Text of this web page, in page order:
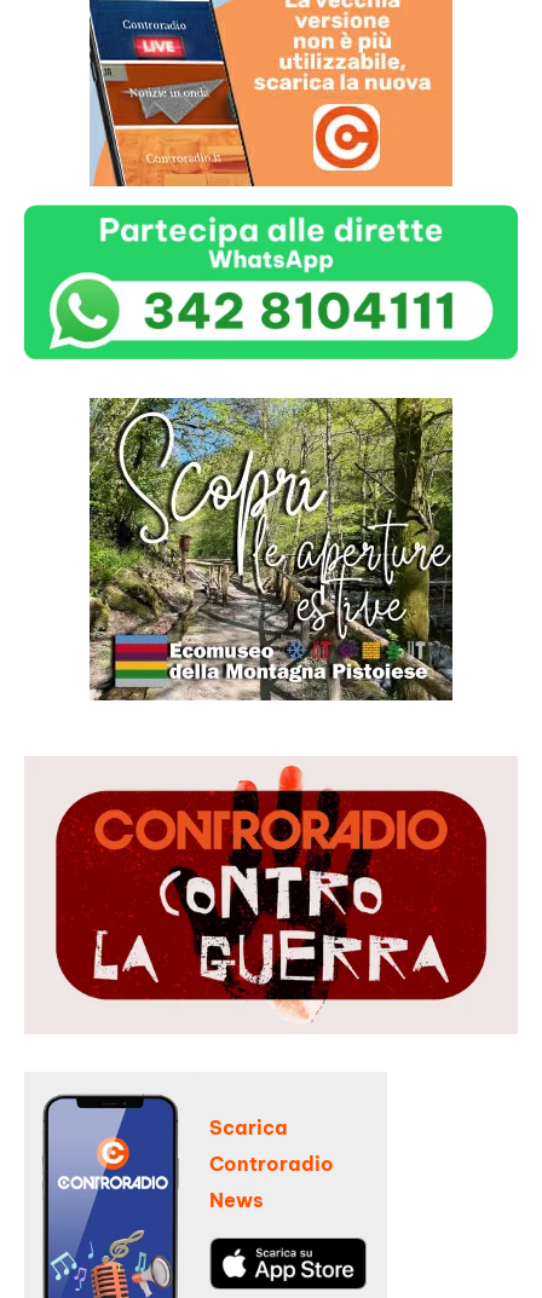
Scarica
Controradio
News